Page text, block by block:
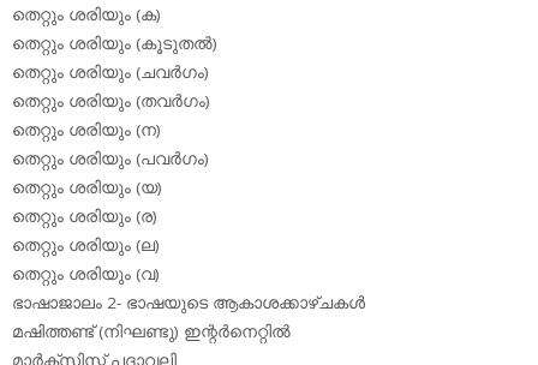
തെറ്റും ശരിയും (ക)
തെറ്റും ശരിയും (കൂടുതല്‍)
തെറ്റും ശരിയും (ചവര്‍ഗം)
തെറ്റും ശരിയും (തവര്‍ഗം)
തെറ്റും ശരിയും (ന)
തെറ്റും ശരിയും (പവര്‍ഗം)
തെറ്റും ശരിയും (യ)
തെറ്റും ശരിയും (ര)
തെറ്റും ശരിയും (ല)
തെറ്റും ശരിയും (വ)
ഭാഷാജാലം 2- ഭാഷയുടെ ആകാശക്കാഴ്ചകള്‍
മഷിത്തണ്ട് (നിഘണ്ടു) ഇന്റര്‍നെറ്റില്‍
മാര്‍ക്‌സിസ്റ്റ് പദാവലി